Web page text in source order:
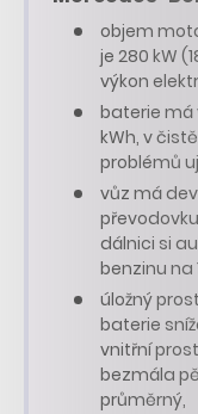
objem
je 280 kW
výkon
baterie má
kWh, v
problémů
vůz má
dálnici si
benzinu na
úložný
baterie
vnitřní
bezmála
průměrný,